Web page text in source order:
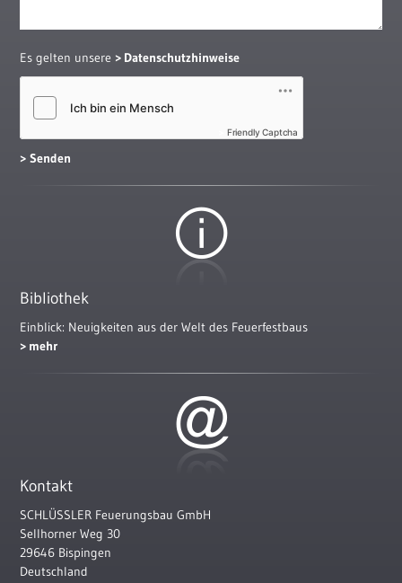
Es gelten unsere Datenschutzhinweise
Friendly Captcha
Bibliothek
Einblick: Neuigkeiten aus der Welt des Feuerfestbaus
mehr
Kontakt
SCHLÜSSLER Feuerungsbau GmbH
Sellhorner Weg 30
29646 Bispingen
Deutschland